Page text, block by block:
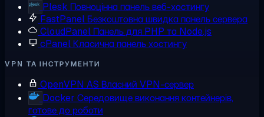
Plesk Повноцінна панель веб-хостингу
FastPanelБезкоштовна швидка панель сервера
CloudPanel Панель для PHP та Node.js
cPanelКласична панель хостингу
VPN ТА ІНСТРУМЕНТИ
OpenVPN AS Власний VPN-сервер
Docker Середовище виконання контейнерів,
готове до роботи